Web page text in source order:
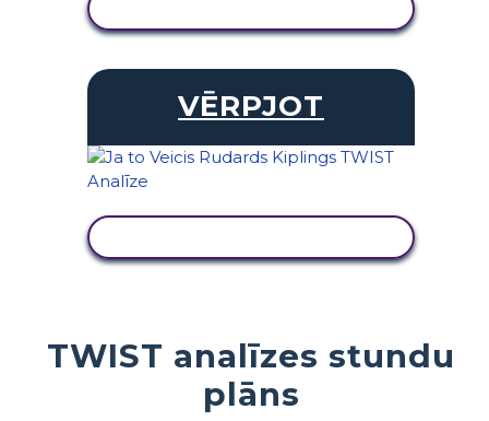
VĒRPJOT
TWIST analīzes stundu
plāns